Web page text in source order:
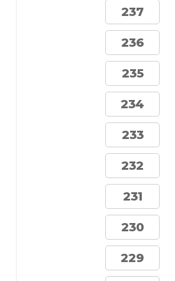
237
236
235
234
233
232
231
230
229